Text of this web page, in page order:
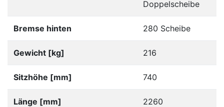
Doppelscheibe
Bremse hinten 280 Scheibe
Gewicht [kg] 216
Sitzhöhe [mm] 740
Länge [mm] 2260